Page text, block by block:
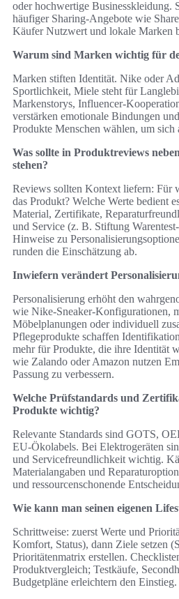
oder hochwertige Businesskleidung.
häufiger Sharing-Angebote wie
Käufer Nutzwert und lokale Marken
Warum sind Marken wichtig für
Marken stiften Identität. Nike oder
Sportlichkeit, Miele steht für
Markenstorys, Influencer-
verstärken emotionale Bindungen
Produkte Menschen wählen, um sich
Was sollte in Produktreviews
stehen?
Reviews sollten Kontext liefern: Für
das Produkt? Welche Werte bedient
Material, Zertifikate,
und Service (z. B. Stiftung
Hinweise zu
runden die Einschätzung ab.
Inwiefern verändert
Personalisierung erhöht den
wie Nike-Sneaker-Konfigurationen,
Möbelplanungen oder individuell
Pflegeprodukte schaffen
mehr für Produkte, die ihre Identität
wie Zalando oder Amazon nutzen
Passung zu verbessern.
Welche Prüfstandards und
Produkte wichtig?
Relevante Standards sind GOTS,
EU-Ökolabels. Bei Elektrogeräten
und Servicefreundlichkeit wichtig.
Materialangaben und
und ressourcenschonende
Wie kann man seinen eigenen
Schrittweise: zuerst Werte und
Komfort, Status), dann Ziele setzen
Prioritätenmatrix erstellen.
Produktvergleich; Testkäufe,
Budgetpläne erleichtern den Einstieg.